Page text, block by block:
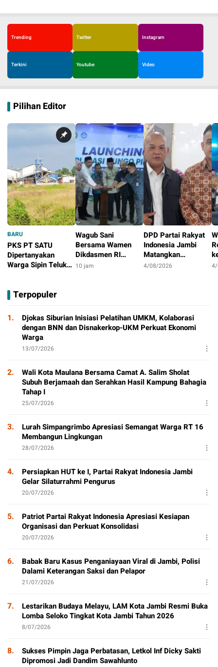
Trending Twitter Instagram
Terkini Youtube Video
Pilihan Editor
BARU
PKS PT SATU
Dipertanyakan
Warga Sipin Teluk
Sorotan
Wagub Sani
Bersama Wamen
Dikdasmen RI
Luncurkan Aplikasi
10 jam
DPD Partai Rakyat
Indonesia Jambi
Matangkan
Persiapan
4/08/2026
Terpopuler
1.
Djokas Siburian Inisiasi Pelatihan UMKM, Kolaborasi
dengan BNN dan Disnakerkop-UKM Perkuat Ekonomi
Warga
13/07/2026
2.
Wali Kota Maulana Bersama Camat A. Salim Sholat
Subuh Berjamaah dan Serahkan Hasil Kampung Bahagia
Tahap I
25/07/2026
3.
Lurah Simpangrimbo Apresiasi Semangat Warga RT 16
Membangun Lingkungan
28/07/2026
4.
Persiapkan HUT ke I, Partai Rakyat Indonesia Jambi
Gelar Silaturrahmi Pengurus
20/07/2026
5.
Patriot Partai Rakyat Indonesia Apresiasi Kesiapan
Organisasi dan Perkuat Konsolidasi
20/07/2026
6.
Babak Baru Kasus Penganiayaan Viral di Jambi, Polisi
Dalami Keterangan Saksi dan Pelapor
21/07/2026
7.
Lestarikan Budaya Melayu, LAM Kota Jambi Resmi Buka
Lomba Seloko Tingkat Kota Jambi Tahun 2026
8/07/2026
8.
Sukses Pimpin Jaga Perbatasan, Letkol Inf Dicky Sakti
Dipromosi Jadi Dandim Sawahlunto